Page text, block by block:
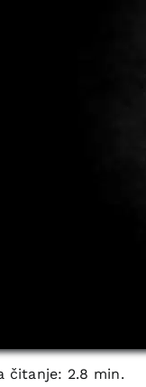
čitanje: 2.8 min.